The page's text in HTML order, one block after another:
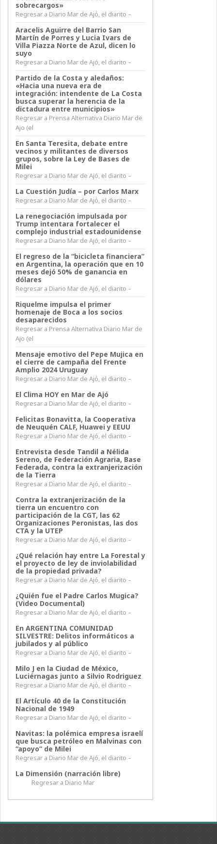
sobrecargos»
Regresar a Diario Mar de Ajó, el diarito –
Aracelis Aguirre del Barrio San
Martín de Porres y Lucia Ivars de
Villa Piazza Norte de Azul, dicen lo
suyo
Regresar a Diario Mar de Ajó, el diarito –
Partido de la Costa y aledaños:
«Hacia una nueva era de
integración: intendente de La Costa
busca superar la herencia de la
dictadura entre municipios»
Regresar a Prensa Alternativa Diario Mar de
Ajo (el
En Santa Teresita, debate entre
vecinos y militantes de diversos
grupos, sobre la Ley de Bases de
Milei
Regresar a Diario Mar de Ajó, el diarito –
La Cuestión Judía – por Carlos Marx
Regresar a Diario Mar de Ajó, el diarito –
La renegociación impulsada por
Trump intentara fortalecer el
complejo industrial estadounidense
Regresar a Diario Mar de Ajó, el diarito –
El regreso de la “bicicleta financiera”
en Argentina, la operación que en 10
meses dejó 50% de ganancia en
dólares
Regresar a Diario Mar de Ajó, el diarito –
Riquelme impulsa el primer
homenaje de Boca a los socios
desaparecidos
Regresar a Prensa Alternativa Diario Mar de
Ajo (el
Mensaje emotivo del Pepe Mujica en
el cierre de campaña del Frente
Amplio 2024 Uruguay
Regresar a Diario Mar de Ajó, el diarito –
El Clima HOY en Mar de Ajó
Regresar a Diario Mar de Ajó, el diarito –
Felicitas Bonavitta, la Cooperativa
de Neuquén CALF, Huawei y EEUU
Regresar a Diario Mar de Ajó, el diarito –
Entrevista desde Tandil a Nélida
Sereno, de Federación Agraria, Base
Federada, contra la extranjerización
de la Tierra
Regresar a Diario Mar de Ajó, el diarito –
Contra la extranjerización de la
tierra un encuentro con
participación de la CGT, las 62
Organizaciones Peronistas, las dos
CTA y la UTEP
Regresar a Diario Mar de Ajó, el diarito –
¿Qué relación hay entre La Forestal y
el proyecto de ley de inviolabilidad
de la propiedad privada?
Regresar a Diario Mar de Ajó, el diarito –
¿Quién fue el Padre Carlos Mugica?
(Video Documental)
Regresar a Diario Mar de Ajó, el diarito –
En ARGENTINA COMUNIDAD
SILVESTRE: Delitos informáticos a
jubilados y al público
Regresar a Diario Mar de Ajó, el diarito –
Milo J en la Ciudad de México,
Luciérnagas junto a Silvio Rodriguez
Regresar a Diario Mar de Ajó, el diarito –
El Artículo 40 de la Constitución
Nacional de 1949
Regresar a Diario Mar de Ajó, el diarito –
Navitas: la polémica empresa israelí
que busca petróleo en Malvinas con
“apoyo” de Milei
Regresar a Diario Mar de Ajó, el diarito –
La Dimensión (narración libre)
Regresar a Diario Mar